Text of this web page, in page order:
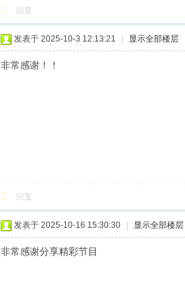
回复
发表于 2025-10-3 12:13:21 显示全部楼层
非常感谢！！
回复
发表于 2025-10-16 15:30:30 显示全部楼层
非常感谢分享精彩节目